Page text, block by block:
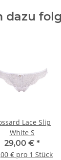
dazu
Lace Slip
White S
29,00 € *
€ pro 1 Stück